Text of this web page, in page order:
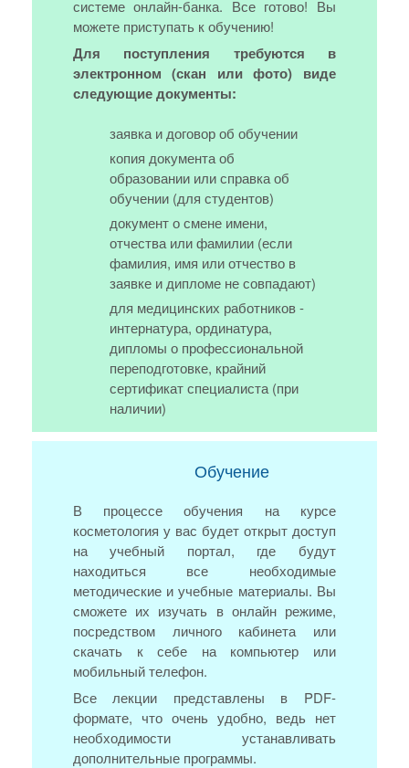
системе онлайн-банка. Все готово! Вы
можете приступать к обучению!
Для поступления требуются в
электронном (скан или фото) виде
следующие документы:
заявка и договор об обучении
копия документа об
образовании или справка об
обучении (для студентов)
документ о смене имени,
отчества или фамилии (если
фамилия, имя или отчество в
заявке и дипломе не совпадают)
для медицинских работников -
интернатура, ординатура,
дипломы о профессиональной
переподготовке, крайний
сертификат специалиста (при
наличии)
Обучение
В процессе обучения на курсе
косметология у вас будет открыт доступ
на учебный портал, где будут
находиться все необходимые
методические и учебные материалы. Вы
сможете их изучать в онлайн режиме,
посредством личного кабинета или
скачать к себе на компьютер или
мобильный телефон.
Все лекции представлены в PDF-
формате, что очень удобно, ведь нет
необходимости устанавливать
дополнительные программы.